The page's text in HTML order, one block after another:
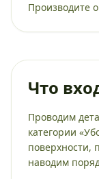
Производите
Что
Проводим
категории
поверхности,
наводим